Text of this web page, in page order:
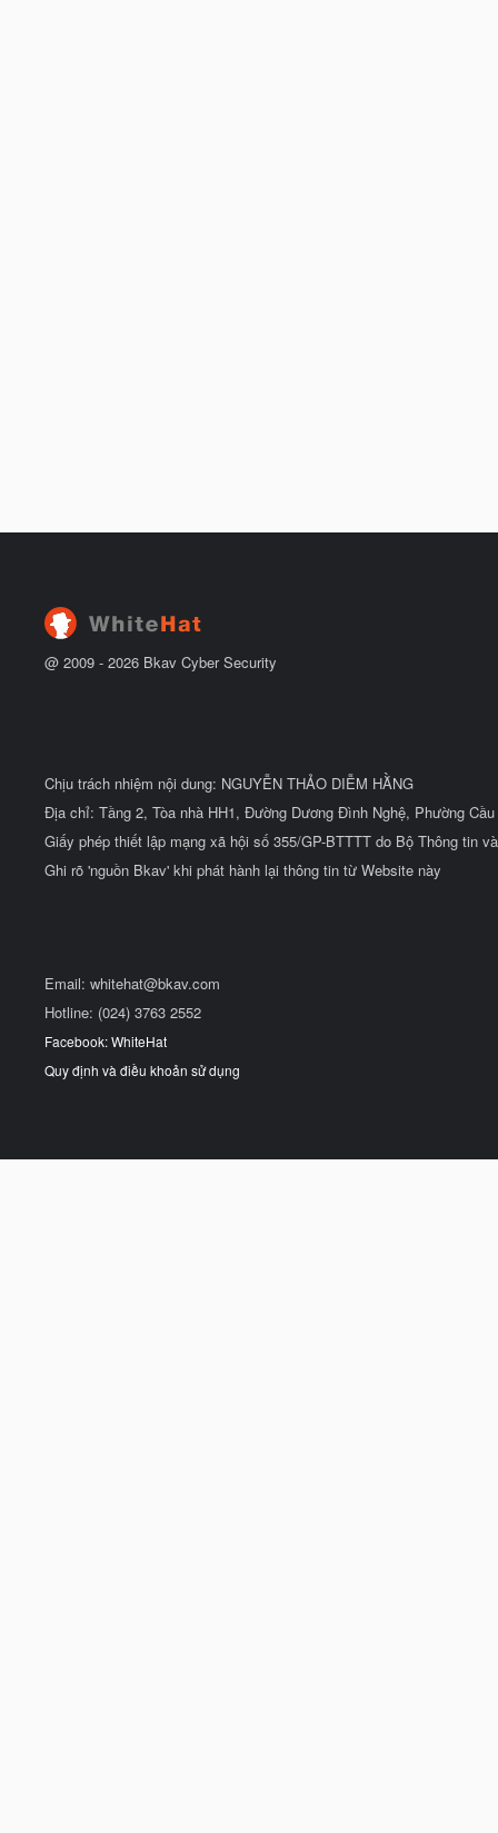
@ 2009 - 2026 Bkav Cyber Security
Chịu trách nhiệm nội dung: NGUYỄN THẢO DIỄM HẰNG
Địa chỉ: Tầng 2, Tòa nhà HH1, Đường Dương Đình Nghệ, Phường
Giấy phép thiết lập mạng xã hội số 355/GP-BTTTT do Bộ Thông tin
Ghi rõ 'nguồn Bkav' khi phát hành lại thông tin từ Website này
Email: whitehat@bkav.com
Hotline: (024) 3763 2552
Facebook: WhiteHat
Quy định và điều khoản sử dụng